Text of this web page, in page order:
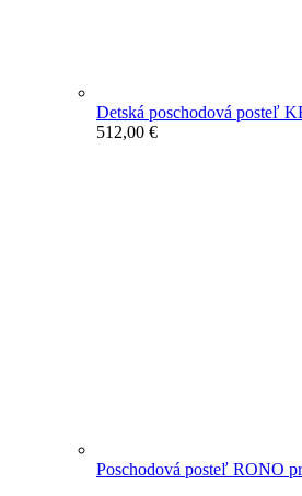
Detská poschodová posteľ
512,00 €Price
Poschodová posteľ RONO